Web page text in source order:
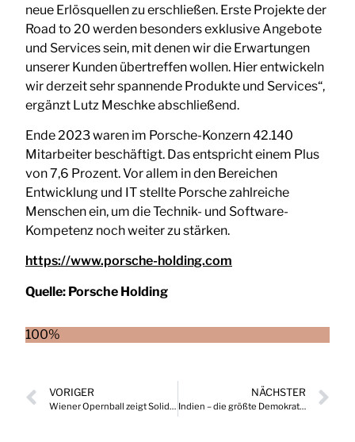
neue Erlösquellen zu erschließen. Erste Projekte der
Road to 20 werden besonders exklusive Angebote
und Services sein, mit denen wir die Erwartungen
unserer Kunden übertreffen wollen. Hier entwickeln
wir derzeit sehr spannende Produkte und Services“,
ergänzt Lutz Meschke abschließend.
Ende 2023 waren im Porsche-Konzern 42.140
Mitarbeiter beschäftigt. Das entspricht einem Plus
von 7,6 Prozent. Vor allem in den Bereichen
Entwicklung und IT stellte Porsche zahlreiche
Menschen ein, um die Technik- und Software-
Kompetenz noch weiter zu stärken.
https://www.porsche-holding.com
Quelle: Porsche Holding
100%
VORIGER
Wiener Opernball zeigt Solidarität und soziale Verantwortung
NÄCHSTER
Indien – die größte Demokratie der Welt im wirtschaftlichen Höhenflug?